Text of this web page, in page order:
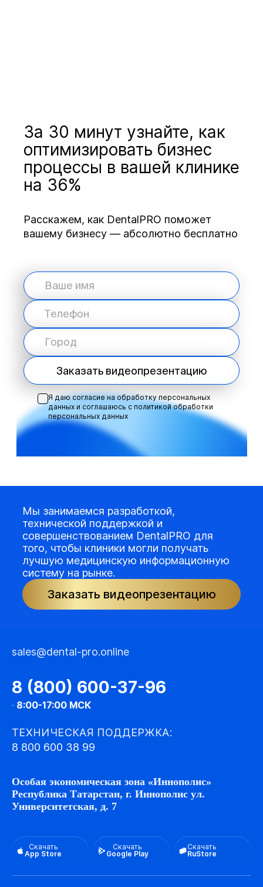
За 30 минут узнайте, как
оптимизировать бизнес
процессы в вашей клинике
на 36%
Расскажем, как DentalPRO поможет
вашему бизнесу — абсолютно бесплатно
Заказать видеопрезентацию
Я даю согласие на обработку персональных
данных и соглашаюсь с политикой обработки
персональных данных
Мы занимаемся разработкой,
технической поддержкой и
совершенствованием DentalPRO для
того, чтобы клиники могли получать
лучшую медицинскую информационную
систему на рынке.
Заказать видеопрезентацию
sales@dental-pro.online
8 (800) 600-37-96
· 8:00-17:00 МСК
ТЕХНИЧЕСКАЯ ПОДДЕРЖКА:
8 800 600 38 99
Особая экономическая зона «Иннополис»
Республика Татарстан, г. Иннополис ул.
Университетская, д. 7
Скачать
App Store
Скачать
Google Play
Скачать
RuStore